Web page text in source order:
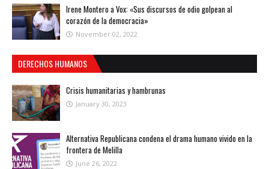
Irene Montero a Vox: «Sus discursos de odio golpean al
corazón de la democracia»
November 02, 2022
DERECHOS HUMANOS
Crisis humanitarias y hambrunas
January 30, 2023
Alternativa Republicana condena el drama humano vivido en la
frontera de Melilla
June 26, 2022